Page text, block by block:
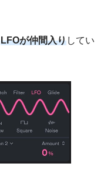
LFOが仲間入りしてい